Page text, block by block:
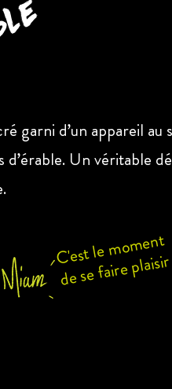
garni d’un appareil au
d’érable. Un véritable
C'est le moment
de se faire plaisir